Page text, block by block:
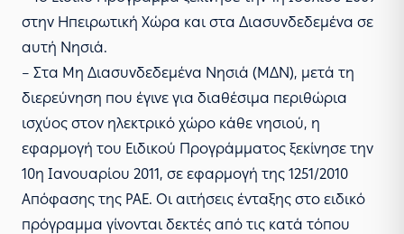
στην Ηπειρωτική Χώρα και στα Διασυνδεδεμένα σε
αυτή Νησιά.
– Στα Μη Διασυνδεδεμένα Νησιά (ΜΔΝ), μετά τη
διερεύνηση που έγινε για διαθέσιμα περιθώρια
ισχύος στον ηλεκτρικό χώρο κάθε νησιού, η
εφαρμογή του Ειδικού Προγράμματος ξεκίνησε την
10η Ιανουαρίου 2011, σε εφαρμογή της 1251/2010
Απόφασης της ΡΑΕ. Οι αιτήσεις ένταξης στο ειδικό
πρόγραμμα γίνονται δεκτές από τις κατά τόπου